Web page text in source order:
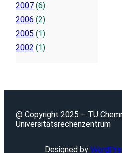
2007 (6)
2006 (2)
2005 (1)
2002 (1)
@ Copyright 2025 – TU
Universitätsrechenzentrum
Designed by